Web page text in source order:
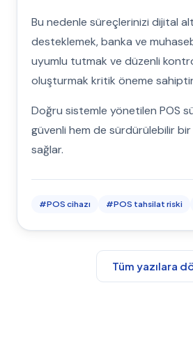
Bu nedenle süreçlerinizi dijital
desteklemek, banka ve
uyumlu tutmak ve düzenli
oluşturmak kritik öneme
Doğru sistemle yönetilen POS
güvenli hem de sürdürülebilir bir
sağlar.
#POS cihazı #POS tahsilat riski
Tüm yazılara